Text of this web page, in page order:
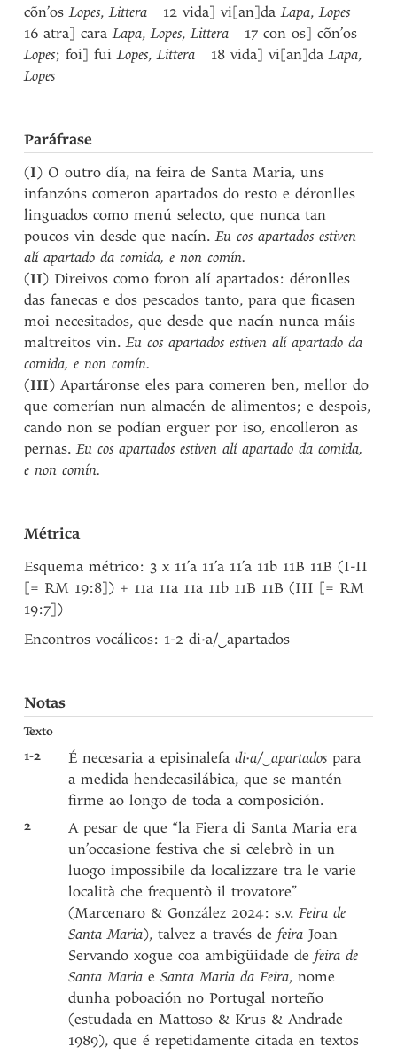
cõn’osLopes,Littera 12 vida] vi[an]daLapa,Lopes
16 atra] caraLapa,Lopes,Littera 17 con os] cõn’os
Lopes; foi] fuiLopes,Littera 18 vida] vi[an]daLapa,
Lopes
Paráfrase
(I) O outro día, na feira de Santa Maria, uns
infanzóns comeron apartados do resto e déronlles
linguados como menú selecto, que nunca tan
poucos vin desde que nacín.Eu cos apartados estiven
alí apartado da comida, e non comín.
(II) Direivos como foron alí apartados: déronlles
das fanecas e dos pescados tanto, para que ficasen
moi necesitados, que desde que nacín nunca máis
maltreitos vin.Eu cos apartados estiven alí apartado da
comida, e non comín.
(III) Apartáronse eles para comeren ben, mellor do
que comerían nun almacén de alimentos; e despois,
cando non se podían erguer por iso, encolleron as
pernas.Eu cos apartados estiven alí apartado da comida,
e non comín.
Métrica
Esquema métrico: 3 x 11’a 11’a 11’a 11b 11B 11B (I-II
[= RM 19:8]) + 11a 11a 11a 11b 11B 11B (III [= RM
19:7])
Encontros vocálicos: 1-2 di·a/ ‿apartados
Notas
Texto
1-2
É necesaria a episinalefadi·a/‿apartados para
a medida hendecasilábica, que se mantén
firme ao longo de toda a composición.
2
A pesar de que “la Fiera di Santa Maria era
un’occasione festiva che si celebrò in un
luogo impossibile da localizzare tra le varie
località che frequentò il trovatore”
(Marcenaro & González 2024: s.v.Feira de
Santa Maria), talvez a través defeira Joan
Servando xogue coa ambigüidade defeira de
Santa Maria eSanta Maria da Feira, nome
dunha poboación no Portugal norteño
(estudada en Mattoso & Krus & Andrade
1989), que é repetidamente citada en textos